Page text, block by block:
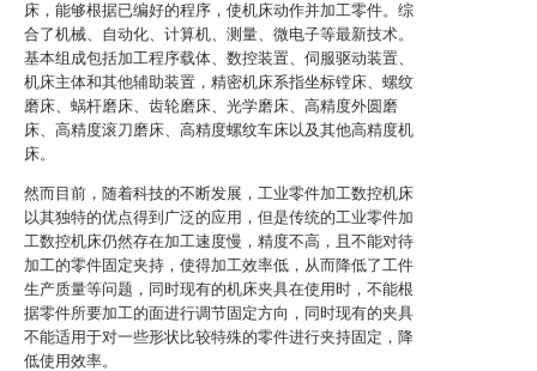
床，能够根据已编好的程序，使机床动作并加工零件。综
合了机械、自动化、计算机、测量、微电子等最新技术。
基本组成包括加工程序载体、数控装置、伺服驱动装置、
机床主体和其他辅助装置，精密机床系指坐标镗床、螺纹
磨床、蜗杆磨床、齿轮磨床、光学磨床、高精度外圆磨
床、高精度滚刀磨床、高精度螺纹车床以及其他高精度机
床。
然而目前，随着科技的不断发展，工业零件加工数控机床
以其独特的优点得到广泛的应用，但是传统的工业零件加
工数控机床仍然存在加工速度慢，精度不高，且不能对待
加工的零件固定夹持，使得加工效率低，从而降低了工件
生产质量等问题，同时现有的机床夹具在使用时，不能根
据零件所要加工的面进行调节固定方向，同时现有的夹具
不能适用于对一些形状比较特殊的零件进行夹持固定，降
低使用效率。